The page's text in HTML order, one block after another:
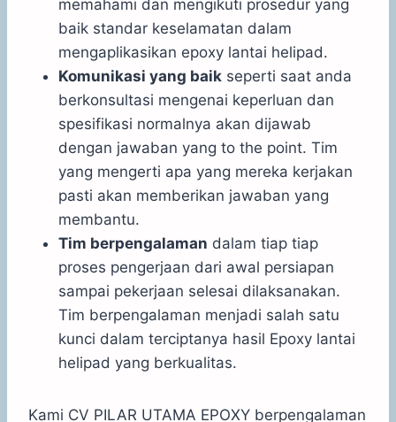
memahami dan mengikuti prosedur yang
baik standar keselamatan dalam
mengaplikasikan epoxy lantai helipad.
Komunikasi yang baik seperti saat anda
berkonsultasi mengenai keperluan dan
spesifikasi normalnya akan dijawab
dengan jawaban yang to the point. Tim
yang mengerti apa yang mereka kerjakan
pasti akan memberikan jawaban yang
membantu.
Tim berpengalaman dalam tiap tiap
proses pengerjaan dari awal persiapan
sampai pekerjaan selesai dilaksanakan.
Tim berpengalaman menjadi salah satu
kunci dalam terciptanya hasil Epoxy lantai
helipad yang berkualitas.
Kami CV PILAR UTAMA EPOXY berpengalaman